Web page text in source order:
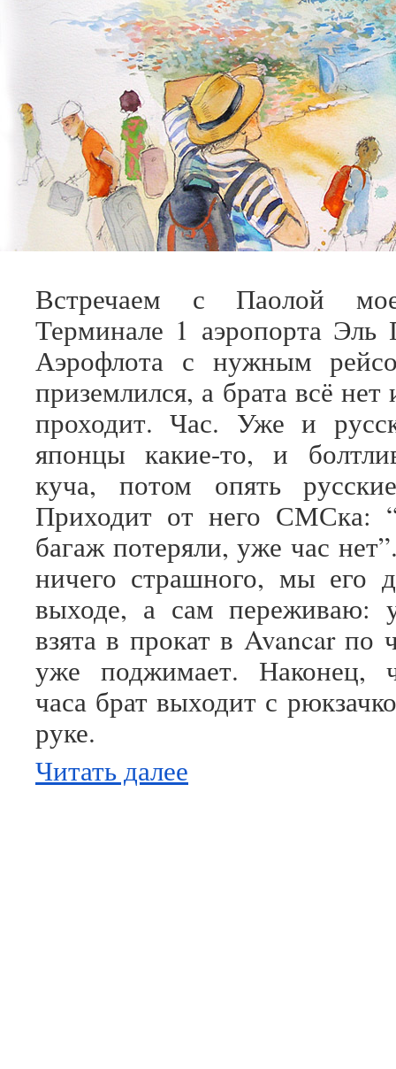
Встречаем с Паолой
Терминале 1 аэропорта Эль
Аэрофлота с нужным
приземлился, а брата всё
проходит. Час. Уже и
японцы какие-то, и
куча, потом опять
Приходит от него СМСка:
багаж потеряли, уже час
ничего страшного, мы его
выходе, а сам переживаю:
взята в прокат в Avancar по
уже поджимает. Наконец,
часа брат выходит с
руке.
Читать далее